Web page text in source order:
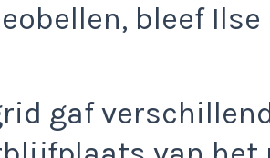
bleef
gaf